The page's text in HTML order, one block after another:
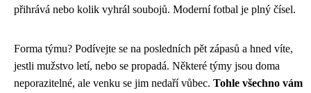
přihrává nebo kolik vyhrál soubojů. Moderní fotbal je plný čísel.
Forma týmu? Podívejte se na posledních pět zápasů a hned víte,
jestli mužstvo letí, nebo se propadá. Některé týmy jsou doma
neporazitelné, ale venku se jim nedaří vůbec. Tohle všechno vám